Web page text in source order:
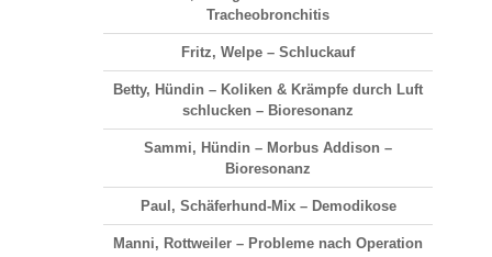
Tracheobronchitis
Fritz, Welpe – Schluckauf
Betty, Hündin – Koliken & Krämpfe durch Luft
schlucken – Bioresonanz
Sammi, Hündin – Morbus Addison –
Bioresonanz
Paul, Schäferhund-Mix – Demodikose
Manni, Rottweiler – Probleme nach Operation